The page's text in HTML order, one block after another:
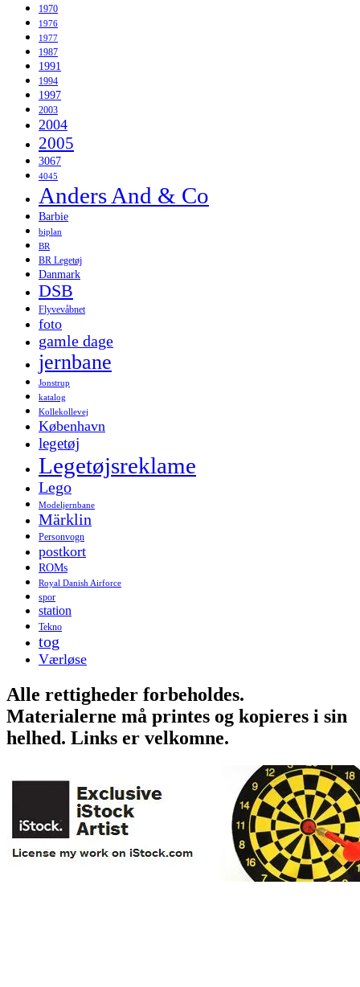
1970
1976
1977
1987
1991
1994
1997
2003
2004
2005
3067
4045
Anders And & Co
Barbie
biplan
BR
BR Legetøj
Danmark
DSB
Flyvevåbnet
foto
gamle dage
jernbane
Jonstrup
katalog
Kollekollevej
København
legetøj
Legetøjsreklame
Lego
Modeljernbane
Märklin
Personvogn
postkort
ROMs
Royal Danish Airforce
spor
station
Tekno
tog
Værløse
Alle rettigheder forbeholdes.
Materialerne må printes og kopieres i sin
helhed. Links er velkomne.